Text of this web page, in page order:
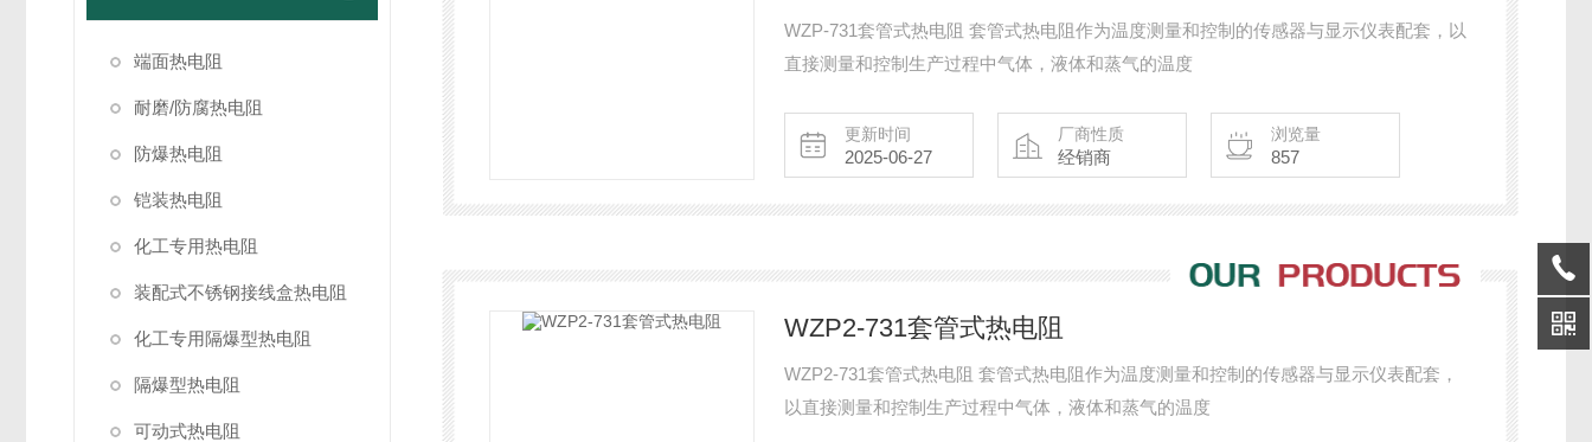
端面热电阻
耐磨/防腐热电阻
防爆热电阻
铠装热电阻
化工专用热电阻
装配式不锈钢接线盒热电阻
化工专用隔爆型热电阻
隔爆型热电阻
可动式热电阻
WZP-731套管式热电阻 套管式热电阻作为温度测量和控制的传感器与显示仪表配套，以
直接测量和控制生产过程中气体，液体和蒸气的温度
更新时间
2025-06-27
厂商性质
经销商
浏览量
857
WZP2-731套管式热电阻
WZP2-731套管式热电阻 套管式热电阻作为温度测量和控制的传感器与显示仪表配套，
以直接测量和控制生产过程中气体，液体和蒸气的温度